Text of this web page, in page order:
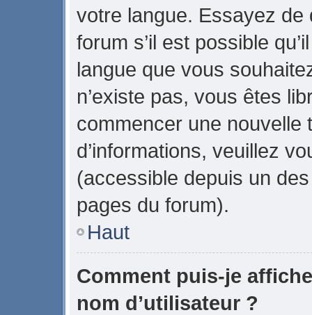
votre langue. Essayez
forum s’il est possible
langue que vous
n’existe pas, vous êtes
commencer une nouvelle
d’informations, veuillez
(accessible depuis un
pages du forum).
Haut
Comment puis-je
nom d’utilisateur ?